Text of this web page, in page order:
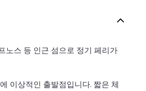
노스 등 인근 섬으로 정기 페리가
이상적인 출발점입니다. 짧은 체